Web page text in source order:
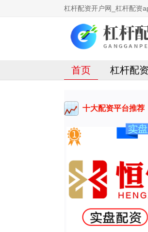
杠杆配资开户网_杠杆配资
首页 杠杆配
十大配资平台推荐